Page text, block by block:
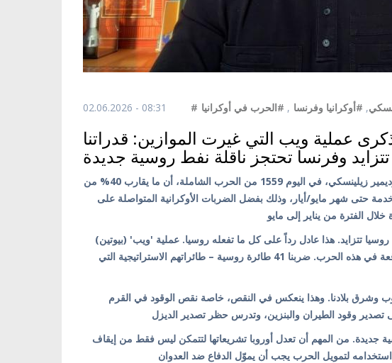
02.06.2026 - 08:31 , #أوكرانيا وفرنسا , #الحرب في أوكرانيا
عملية ويب التي غيرت الموازين: قدراتنا
وفرنسا تحتجز ناقلة نفط روسية جديدة
كييف/ أوكرانيا بالعربية/ أعلن الرئيس الأوكراني فولوديمير زيلينسكي، في اليوم 1559 من الحرب الشاملة، أن ما يقارب 40% من
حتى شهر مايو/أيار، وذلك بفضل الضربات الأوكرانية المتواصلة على
روسيا تتزايد. هذا عادل رداً على كل ما تفعله روسيا. عملية 'ويب' (بيوتين)
قبل عام كانت أكبر وأكثر الخسائر الروسية غير المتوقعة في هذه الحرب. ضربنا 41 طائرة روسية – طائراتهم الاستراتيجية التي
وشرق بلادنا. وهذا ينعكس في النقص، خاصة نقص الوقود في القرم
جديدة. من المهم أن تعدل أوروبا تشريعاتها لتتمكن ليس فقط من إيقاف